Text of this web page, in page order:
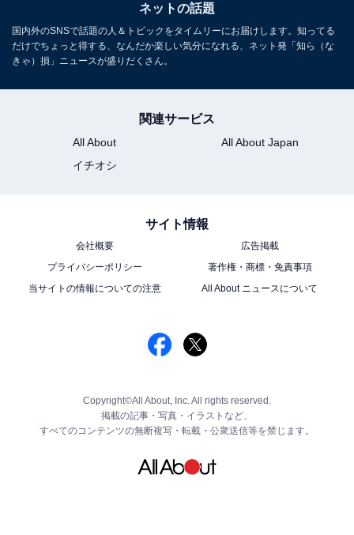
ネットの話題
国内外のSNSで話題の人＆トピックをタイムリーにお届けします。知ってる
だけでちょっと得する、なんだか楽しい気分になれる、ネット発「知ら（な
きゃ）損」ニュースが盛りだくさん。
関連サービス
All About
All About Japan
イチオシ
サイト情報
会社概要
広告掲載
プライバシーポリシー
著作権・商標・免責事項
当サイトの情報についての注意
All About ニュースについて
Copyright©All About, Inc. All rights reserved.
掲載の記事・写真・イラストなど、
すべてのコンテンツの無断複写・転載・公衆送信等を禁じます。